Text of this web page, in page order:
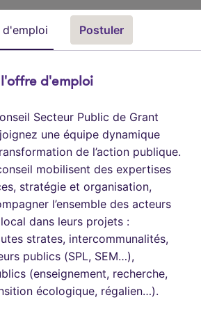
Postuler
d'emploi
Secteur Public de Grant
une équipe dynamique
de l’action publique.
mobilisent des expertises
stratégie et organisation,
l’ensemble des acteurs
dans leurs projets :
strates, intercommunalités,
publics (SPL, SEM…),
(enseignement, recherche,
écologique, régalien…).